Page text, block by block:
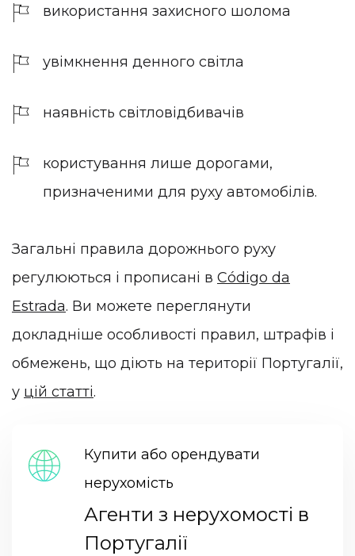
використання захисного шолома
увімкнення денного світла
наявність світловідбивачів
користування лише дорогами,
призначеними для руху автомобілів.
Загальні правила дорожнього руху
регулюються і прописані в Código da
Estrada. Ви можете переглянути
докладніше особливості правил, штрафів і
обмежень, що діють на території Португалії,
у цій статті.
Купити або орендувати
нерухомість
Агенти з нерухомості в
Португалії